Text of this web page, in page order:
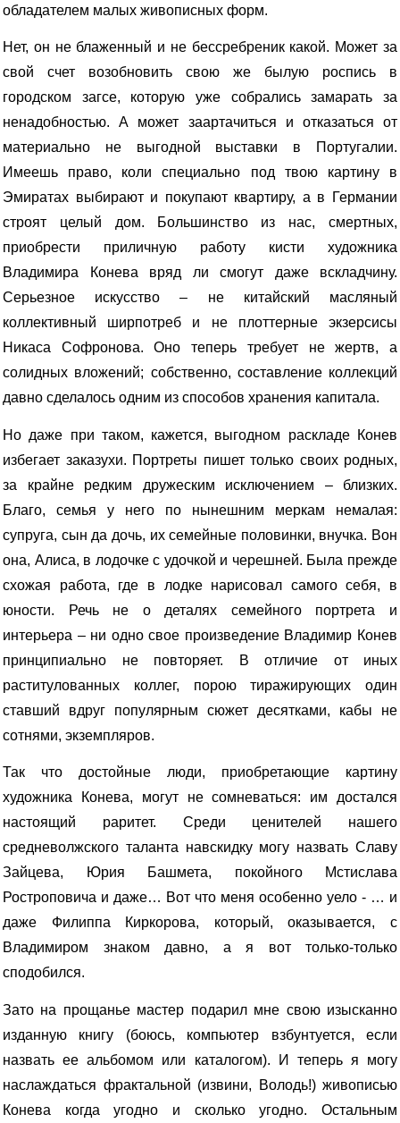
обладателем малых живописных форм.
Нет, он не блаженный и не бессребреник какой. Может за
свой счет возобновить свою же былую роспись в
городском загсе, которую уже собрались замарать за
ненадобностью. А может заартачиться и отказаться от
материально не выгодной выставки в Португалии.
Имеешь право, коли специально под твою картину в
Эмиратах выбирают и покупают квартиру, а в Германии
строят целый дом. Большинство из нас, смертных,
приобрести приличную работу кисти художника
Владимира Конева вряд ли смогут даже вскладчину.
Серьезное искусство – не китайский масляный
коллективный ширпотреб и не плоттерные экзерсисы
Никаса Софронова. Оно теперь требует не жертв, а
солидных вложений; собственно, составление коллекций
давно сделалось одним из способов хранения капитала.
Но даже при таком, кажется, выгодном раскладе Конев
избегает заказухи. Портреты пишет только своих родных,
за крайне редким дружеским исключением – близких.
Благо, семья у него по нынешним меркам немалая:
супруга, сын да дочь, их семейные половинки, внучка. Вон
она, Алиса, в лодочке с удочкой и черешней. Была прежде
схожая работа, где в лодке нарисовал самого себя, в
юности. Речь не о деталях семейного портрета и
интерьера – ни одно свое произведение Владимир Конев
принципиально не повторяет. В отличие от иных
раститулованных коллег, порою тиражирующих один
ставший вдруг популярным сюжет десятками, кабы не
сотнями, экземпляров.
Так что достойные люди, приобретающие картину
художника Конева, могут не сомневаться: им достался
настоящий раритет. Среди ценителей нашего
средневолжского таланта навскидку могу назвать Славу
Зайцева, Юрия Башмета, покойного Мстислава
Ростроповича и даже… Вот что меня особенно уело - … и
даже Филиппа Киркорова, который, оказывается, с
Владимиром знаком давно, а я вот только-только
сподобился.
Зато на прощанье мастер подарил мне свою изысканно
изданную книгу (боюсь, компьютер взбунтуется, если
назвать ее альбомом или каталогом). И теперь я могу
наслаждаться фрактальной (извини, Володь!) живописью
Конева когда угодно и сколько угодно. Остальным